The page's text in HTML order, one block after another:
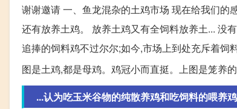
谢谢邀请 一、鱼龙混杂的土鸡市场 现在给我们
还有放养土鸡。 放养土鸡又有全饲料放养土... 没
追捧的饲料鸡不过尔尔;如今,市场上到处充斥着饲
图是土鸡,都是母鸡。鸡冠小而直挺。上图是笼养
...认为吃玉米谷物的纯散养鸡和吃饲料的喂养